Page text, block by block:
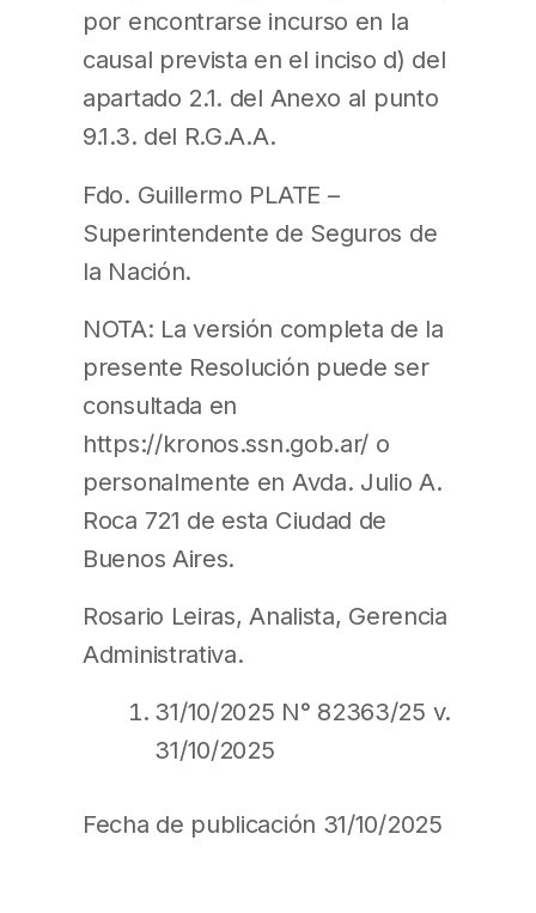
por encontrarse incurso en la
causal prevista en el inciso d) del
apartado 2.1. del Anexo al punto
9.1.3. del R.G.A.A.
Fdo. Guillermo PLATE –
Superintendente de Seguros de
la Nación.
NOTA: La versión completa de la
presente Resolución puede ser
consultada en
https://kronos.ssn.gob.ar/ o
personalmente en Avda. Julio A.
Roca 721 de esta Ciudad de
Buenos Aires.
Rosario Leiras, Analista, Gerencia
Administrativa.
31/10/2025 N° 82363/25 v.
31/10/2025
Fecha de publicación 31/10/2025